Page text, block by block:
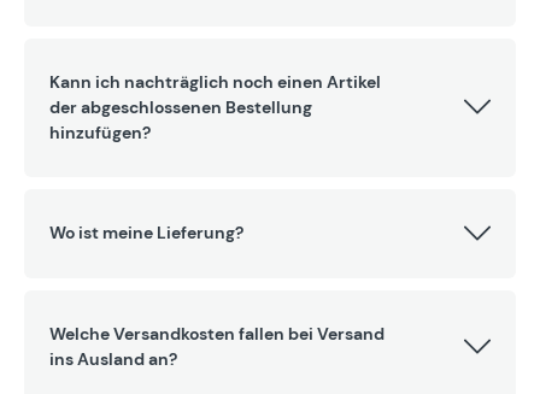
Kann ich nachträglich noch einen Artikel
der abgeschlossenen Bestellung
hinzufügen?
Wo ist meine Lieferung?
Welche Versandkosten fallen bei Versand
ins Ausland an?